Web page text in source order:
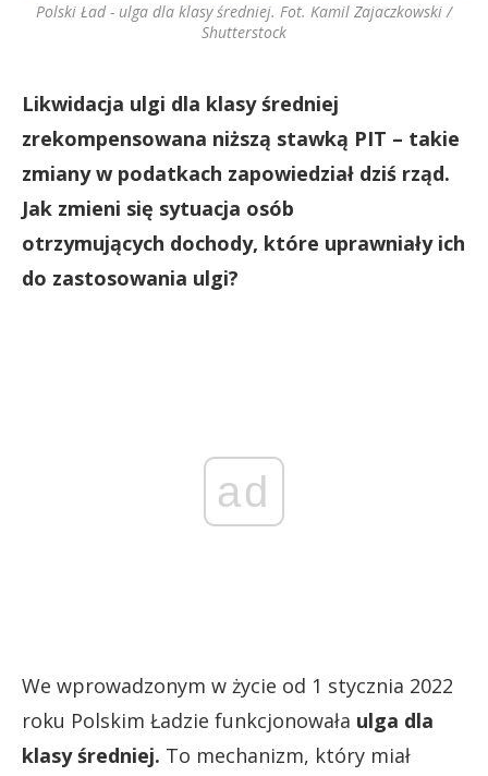
Polski Ład - ulga dla klasy średniej. Fot. Kamil Zajaczkowski /
Shutterstock
Likwidacja ulgi dla klasy średniej
zrekompensowana niższą stawką PIT – takie
zmiany w podatkach zapowiedział dziś rząd.
Jak zmieni się sytuacja osób
otrzymujących dochody, które uprawniały ich
do zastosowania ulgi?
ad
We wprowadzonym w życie od 1 stycznia 2022
roku Polskim Ładzie funkcjonowała ulga dla
klasy średniej. To mechanizm, który miał